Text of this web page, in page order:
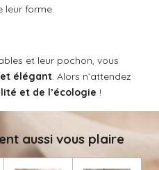
leur forme.
et leur pochon, vous
élégant . Alors n’attendez
et de l’écologie !
aussi vous plaire